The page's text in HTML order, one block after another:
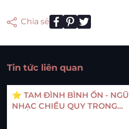
Chia sẻ
Tin tức liên quan
⭐ TAM ĐÌNH BÌNH ỔN - NGŨ
NHẠC CHIỀU QUY TRONG